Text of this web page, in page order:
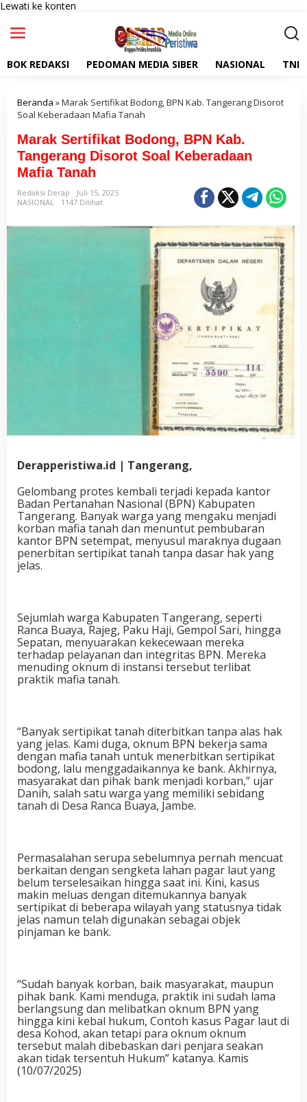
Lewati ke konten
BOK REDAKSI PEDOMAN MEDIA SIBER NASIONAL TNI
Beranda »Marak Sertifikat Bodong, BPN Kab. Tangerang Disorot
Soal Keberadaan Mafia Tanah
Marak Sertifikat Bodong, BPN Kab.
Tangerang Disorot Soal Keberadaan
Mafia Tanah
Redaksi Derap
Juli 15, 2025
NASIONAL
1147 Dilihat
Derapperistiwa.id | Tangerang,
Gelombang protes kembali terjadi kepada kantor
Badan Pertanahan Nasional (BPN) Kabupaten
Tangerang. Banyak warga yang mengaku menjadi
korban mafia tanah dan menuntut pembubaran
kantor BPN setempat, menyusul maraknya dugaan
penerbitan sertipikat tanah tanpa dasar hak yang
jelas.
Sejumlah warga Kabupaten Tangerang, seperti
Ranca Buaya, Rajeg, Paku Haji, Gempol Sari, hingga
Sepatan, menyuarakan kekecewaan mereka
terhadap pelayanan dan integritas BPN. Mereka
menuding oknum di instansi tersebut terlibat
praktik mafia tanah.
“Banyak sertipikat tanah diterbitkan tanpa alas hak
yang jelas. Kami duga, oknum BPN bekerja sama
dengan mafia tanah untuk menerbitkan sertipikat
bodong, lalu menggadaikannya ke bank. Akhirnya,
masyarakat dan pihak bank menjadi korban,” ujar
Danih, salah satu warga yang memiliki sebidang
tanah di Desa Ranca Buaya, Jambe.
Permasalahan serupa sebelumnya pernah mencuat
berkaitan dengan sengketa lahan pagar laut yang
belum terselesaikan hingga saat ini. Kini, kasus
makin meluas dengan ditemukannya banyak
sertipikat di beberapa wilayah yang statusnya tidak
jelas namun telah digunakan sebagai objek
pinjaman ke bank.
“Sudah banyak korban, baik masyarakat, maupun
pihak bank. Kami menduga, praktik ini sudah lama
berlangsung dan melibatkan oknum BPN yang
hingga kini kebal hukum, Contoh kasus Pagar laut di
desa Kohod, akan tetapi para oknum oknum
tersebut malah dibebaskan dari penjara seakan
akan tidak tersentuh Hukum” katanya. Kamis
(10/07/2025)